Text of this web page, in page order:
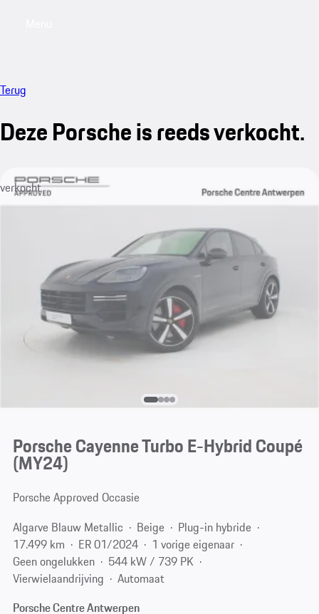
Terug
Deze Porsche is reeds verkocht.
verkocht
Porsche Cayenne Turbo E-Hybrid Coupé
(MY24)
Porsche Approved Occasie
Algarve Blauw Metallic
Beige
Plug-in hybride
17.499 km
ER 01/2024
1 vorige eigenaar
Geen ongelukken
544 kW / 739 PK
Vierwielaandrijving
Automaat
Porsche Centre Antwerpen